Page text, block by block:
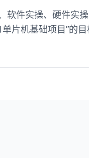
软件实操、硬件实
片机基础项目”的